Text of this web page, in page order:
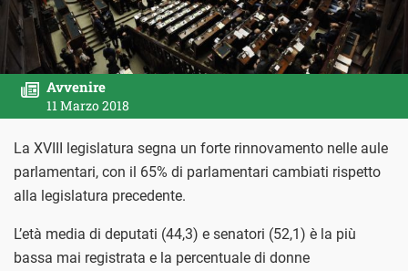
Avvenire
11 Marzo 2018
La XVIII legislatura segna un forte rinnovamento nelle aule
parlamentari, con il 65% di parlamentari cambiati rispetto
alla legislatura precedente.
L’età media di deputati (44,3) e senatori (52,1) è la più
bassa mai registrata e la percentuale di donne